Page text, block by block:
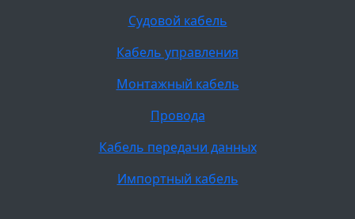
Судовой кабель
Кабель управления
Монтажный кабель
Провода
Кабель передачи данных
Импортный кабель